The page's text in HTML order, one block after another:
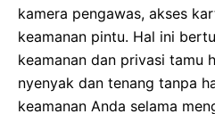
kamera pengawas, akses
keamanan pintu. Hal ini
keamanan dan privasi tamu
nyenyak dan tenang tanpa
keamanan Anda selama